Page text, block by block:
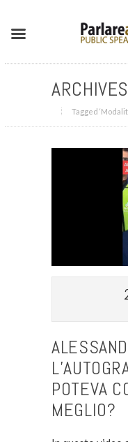
ARCHIVES
Tagged
POTEVA
MEGLIO?